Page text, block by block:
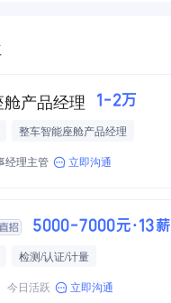
产品经理 1-2万
整车智能座舱产品经理
经理主管
立即沟通
5000-7000元·13薪
检测/认证/计量
今日活跃 立即沟通